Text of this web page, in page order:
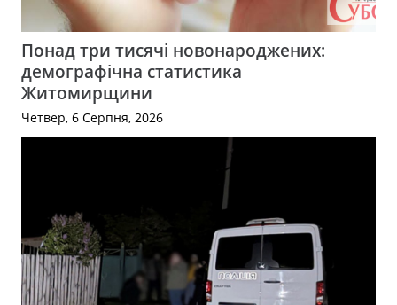
Понад три тисячі новонароджених:
демографічна статистика
Житомирщини
Четвер, 6 Серпня, 2026